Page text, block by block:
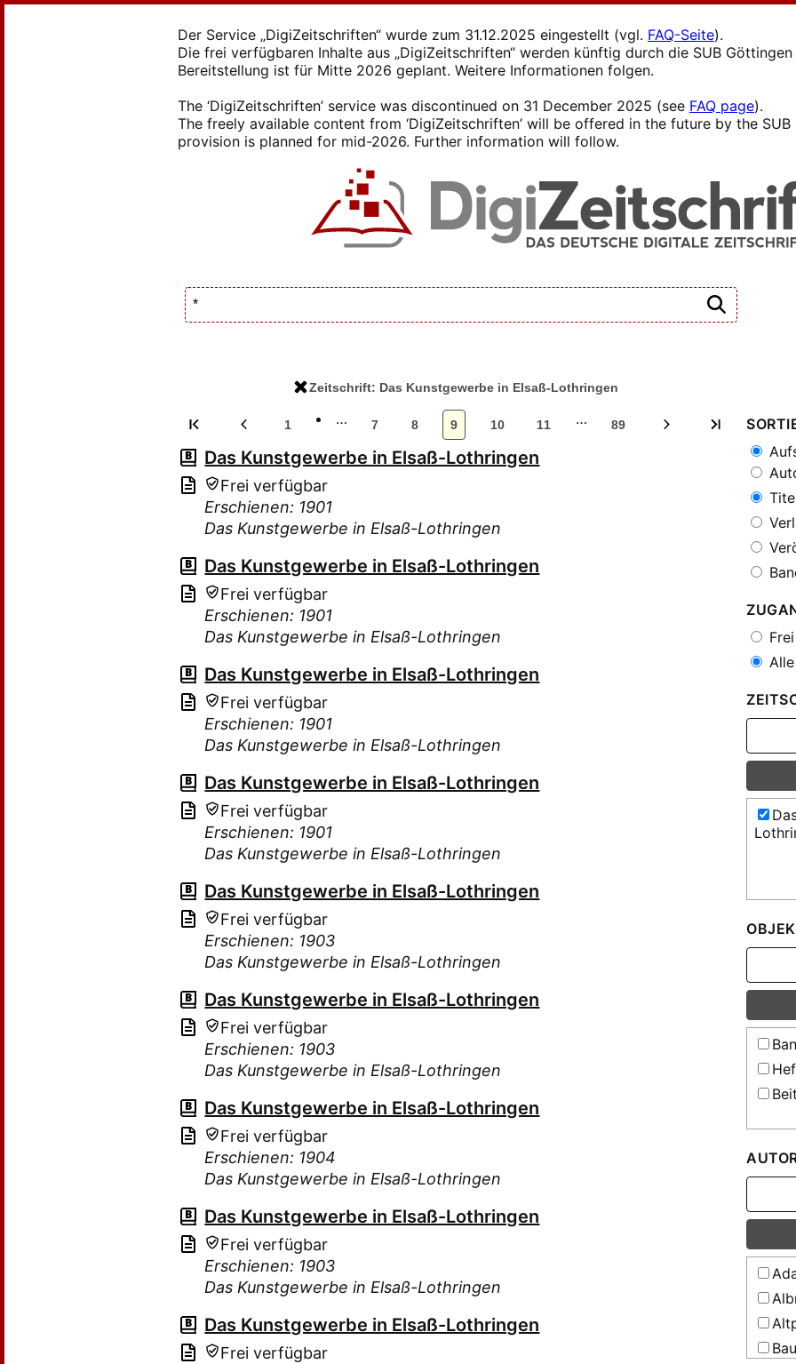
Der Service „DigiZeitschriften“ wurde zum 31.12.2025 eingestellt (vgl. FAQ-Seite).
Die frei verfügbaren Inhalte aus „DigiZeitschriften“ werden künftig durch die SUB
Bereitstellung ist für Mitte 2026 geplant. Weitere Informationen folgen.
The ‘DigiZeitschriften’ service was discontinued on 31 December 2025 (see FAQ page).
The freely available content from ‘DigiZeitschriften’ will be offered in the future by the
provision is planned for mid-2026. Further information will follow.
Zeitschrift: Das Kunstgewerbe in Elsaß-Lothringen
1 … 7 8 9 10 11 … 89
Das Kunstgewerbe in Elsaß-Lothringen
Frei verfügbar
Erschienen: 1901
Das Kunstgewerbe in Elsaß-Lothringen
Das Kunstgewerbe in Elsaß-Lothringen
Frei verfügbar
Erschienen: 1901
Das Kunstgewerbe in Elsaß-Lothringen
Das Kunstgewerbe in Elsaß-Lothringen
Frei verfügbar
Erschienen: 1901
Das Kunstgewerbe in Elsaß-Lothringen
Das Kunstgewerbe in Elsaß-Lothringen
Frei verfügbar
Erschienen: 1901
Das Kunstgewerbe in Elsaß-Lothringen
Das Kunstgewerbe in Elsaß-Lothringen
Frei verfügbar
Erschienen: 1903
Das Kunstgewerbe in Elsaß-Lothringen
Das Kunstgewerbe in Elsaß-Lothringen
Frei verfügbar
Erschienen: 1903
Das Kunstgewerbe in Elsaß-Lothringen
Das Kunstgewerbe in Elsaß-Lothringen
Frei verfügbar
Erschienen: 1904
Das Kunstgewerbe in Elsaß-Lothringen
Das Kunstgewerbe in Elsaß-Lothringen
Frei verfügbar
Erschienen: 1903
Das Kunstgewerbe in Elsaß-Lothringen
Das Kunstgewerbe in Elsaß-Lothringen
Frei verfügbar
Alle